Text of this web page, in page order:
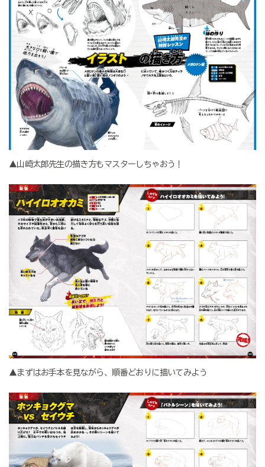
▲山崎太郎先生の描き方もマスターしちゃおう！
▲まずはお手本を見ながら、順番どおりに描いてみよう